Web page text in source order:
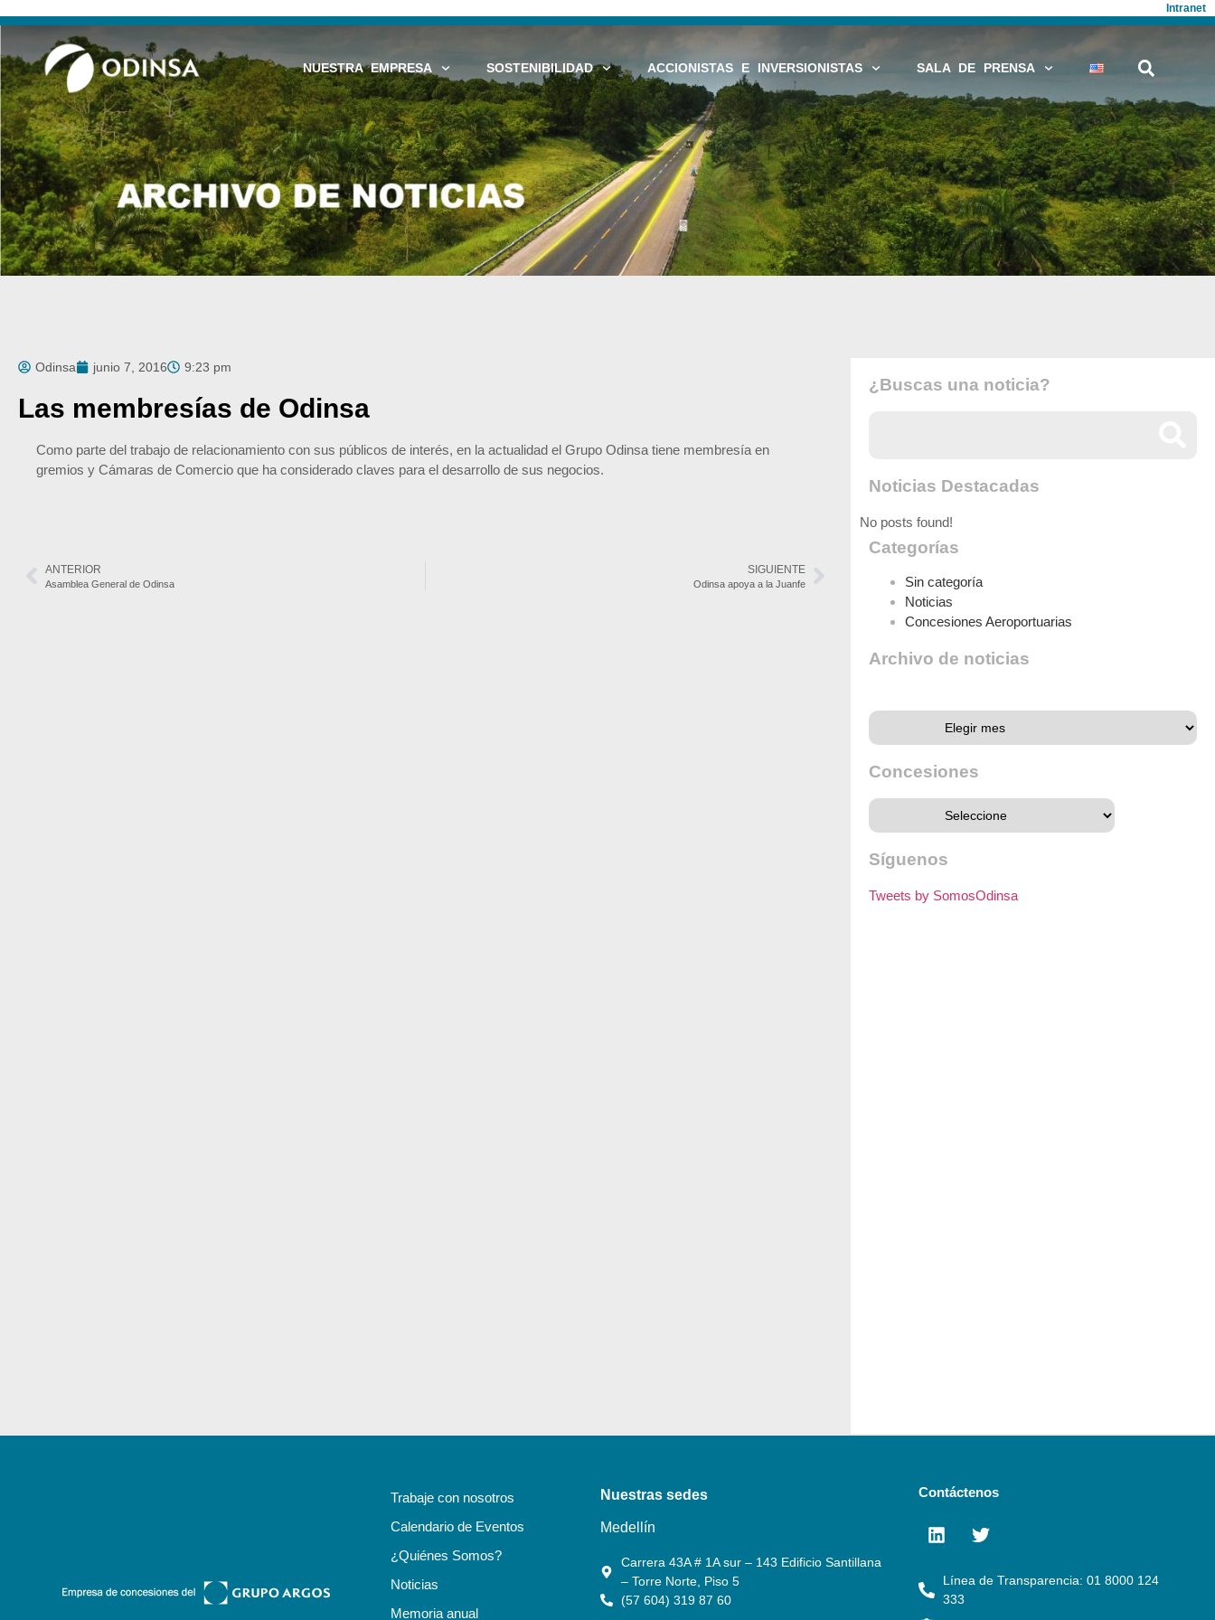
Intranet
NUESTRA EMPRESA SOSTENIBILIDAD ACCIONISTAS E INVERSIONISTAS SALA DE PRENSA
Odinsa junio 7, 2016 9:23 pm
Las membresías de Odinsa
Como parte del trabajo de relacionamiento con sus públicos de interés, en la actualidad el Grupo Odinsa tiene membresía en
gremios y Cámaras de Comercio que ha considerado claves para el desarrollo de sus negocios.
ANTERIOR
Asamblea General de Odinsa
SIGUIENTE
Odinsa apoya a la Juanfe
¿Buscas una noticia?
Noticias Destacadas
No posts found!
Categorías
Sin categoría
Noticias
Concesiones Aeroportuarias
Archivo de noticias
Concesiones
Síguenos
Tweets by SomosOdinsa
Trabaje con nosotros
Calendario de Eventos
¿Quiénes Somos?
Noticias
Memoria anual
Nuestras sedes
Medellín
Carrera 43A # 1A sur – 143 Edificio Santillana
– Torre Norte, Piso 5
(57 604) 319 87 60
Contáctenos
Línea de Transparencia: 01 8000 124
333